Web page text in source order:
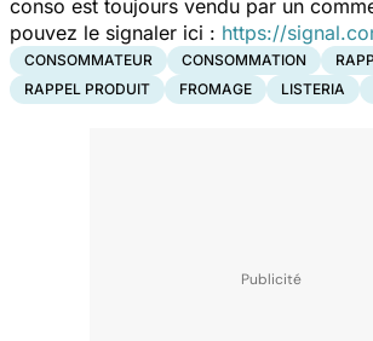
conso est toujours vendu par un
pouvez le signaler ici : https://
CONSOMMATEUR CONSOMMATION
RAPPEL PRODUIT
FROMAGE LISTERIA